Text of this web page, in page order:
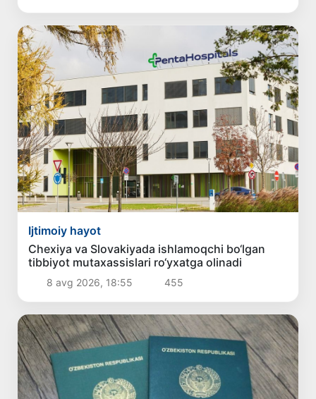
Ijtimoiy hayot
Chexiya va Slovakiyada ishlamoqchi bo‘lgan
tibbiyot mutaxassislari ro‘yxatga olinadi
8 avg 2026, 18:55 455